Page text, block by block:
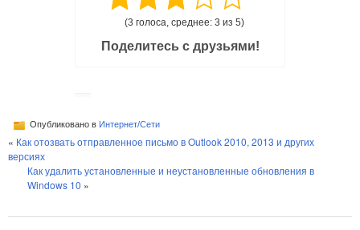
(3 голоса, среднее: 3 из 5)
Поделитесь с друзьями!
Опубликовано в Интернет/Сети
« Как отозвать отправленное письмо в Outlook 2010, 2013 и других
версиях
Как удалить установленные и неустановленные обновления в
Windows 10 »